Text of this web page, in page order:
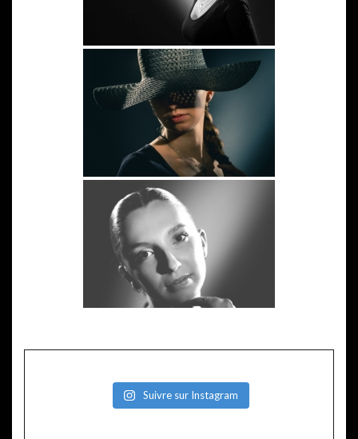
Suivre sur Instagram